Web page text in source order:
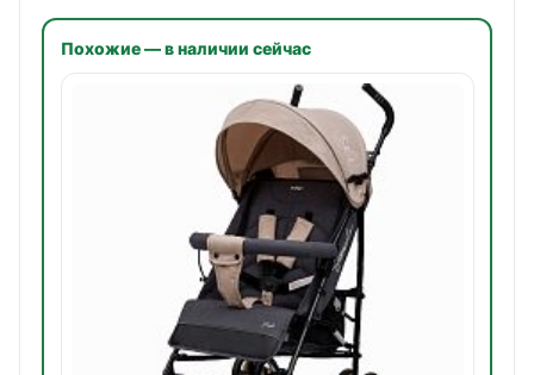
Похожие — в наличии сейчас